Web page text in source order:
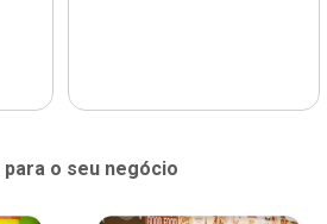
o seu negócio